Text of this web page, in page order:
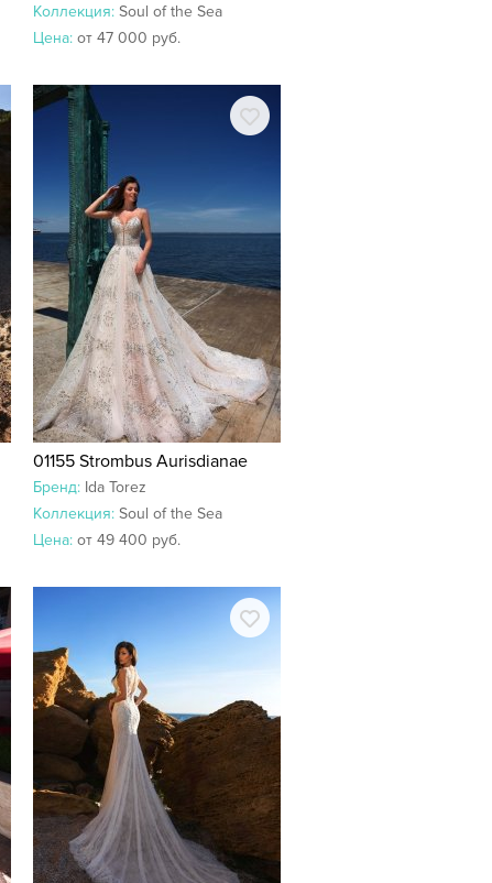
Коллекция: Soul of the Sea
Цена: от 47 000 руб.
01155 Strombus Aurisdianae
Бренд: Ida Torez
Коллекция: Soul of the Sea
Цена: от 49 400 руб.